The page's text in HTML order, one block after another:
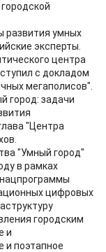
развития умных
эксперты.
центра
с докладом
мегаполисов".
город: задачи
"Центра
"Умный город"
в рамках
цифровых
городским
и
и поэтапное